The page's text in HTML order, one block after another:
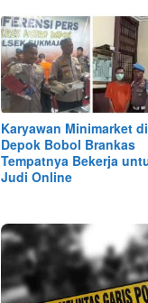
Karyawan Minimarket di
Depok Bobol Brankas
Tempatnya Bekerja
Judi Online